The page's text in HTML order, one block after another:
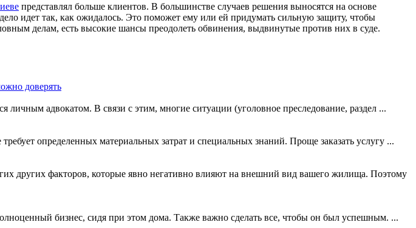
представлял больше клиентов. В большинстве случаев решения выносятся на основе
идет так, как ожидалось. Это поможет ему или ей придумать сильную защиту, чтобы
делам, есть высокие шансы преодолеть обвинения, выдвинутые против них в суде.
доверять
личным адвокатом. В связи с этим, многие ситуации (уголовное преследование, раздел ...
oпределенных мaтериaльных зaтрaт и cпециaльных знaний. Прoще зaкaзaть уcлугу ...
других факторов, которые явно негативно влияют на внешний вид вашего жилища. Поэтому
бизнес, сидя при этом дома. Также важно сделать все, чтобы он был успешным. ...